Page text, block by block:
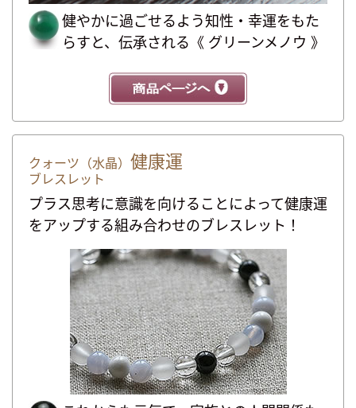
健やかに過ごせるよう知性・幸運をもた
らすと、伝承される《 グリーンメノウ 》
クォーツ（水晶） 健康運
ブレスレット
プラス思考に意識を向けることによって健康運
をアップする組み合わせのブレスレット！